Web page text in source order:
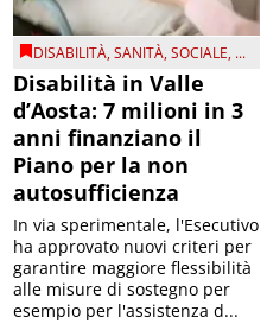
DISABILITÀ,SANITÀ,SOCIALE, ...
Disabilità in Valle
d’Aosta: 7 milioni in 3
anni finanziano il
Piano per la non
autosufficienza
In via sperimentale, l'Esecutivo
ha approvato nuovi criteri per
garantire maggiore flessibilità
alle misure di sostegno per
esempio per l'assistenza d...